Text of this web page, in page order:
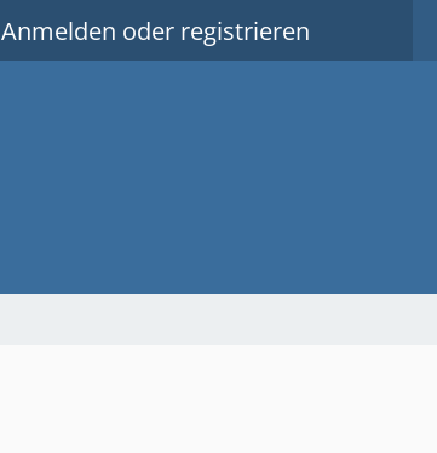
Anmelden oder registrieren